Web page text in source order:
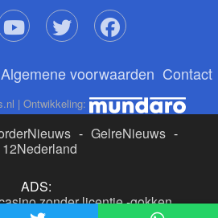
Algemene voorwaarden Contact
| Ontwikkeling:
- GelreNieuws -
ADS:
zonder licentie-gokken